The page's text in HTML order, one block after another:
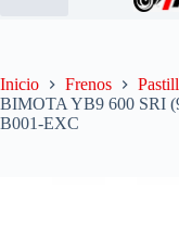
Inicio Frenos
BIMOTA YB9 600 SRI
B001-EXC